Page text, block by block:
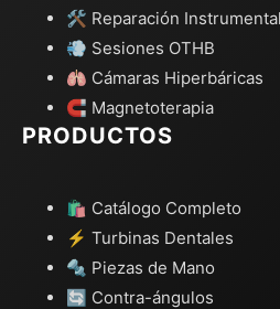
🛠️ Reparación Instrumental
💨 Sesiones OTHB
🫁 Cámaras Hiperbáricas
🧲 Magnetoterapia
PRODUCTOS
🛍️ Catálogo Completo
⚡ Turbinas Dentales
🔩 Piezas de Mano
🔄 Contra-ángulos